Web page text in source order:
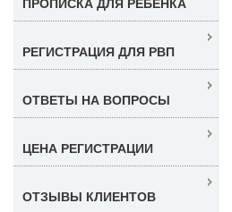
ПРОПИСКА ДЛЯ РЕБЕНКА
РЕГИСТРАЦИЯ ДЛЯ РВП
ОТВЕТЫ НА ВОПРОСЫ
ЦЕНА РЕГИСТРАЦИИ
ОТЗЫВЫ КЛИЕНТОВ